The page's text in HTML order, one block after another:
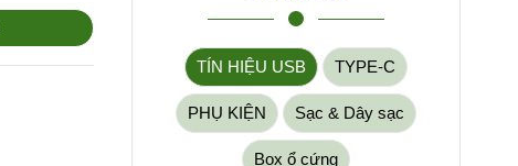
TÍN HIỆU USB TYPE-C
PHỤ KIỆN Sạc & Dây sạc
Box ổ cứng